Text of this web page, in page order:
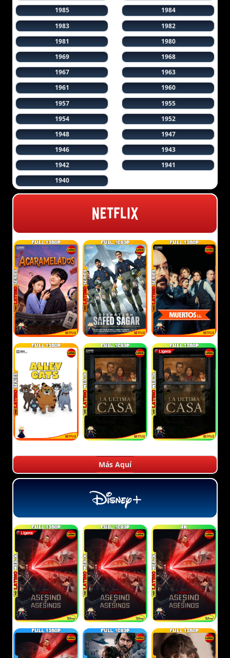
1985
1984
1983
1982
1981
1980
1969
1968
1967
1963
1961
1960
1957
1955
1954
1952
1948
1947
1946
1943
1942
1941
1940
Más Aquí